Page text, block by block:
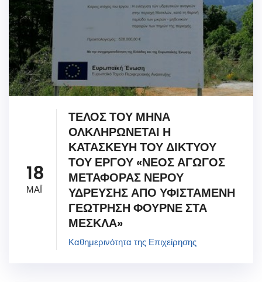
18
ΜΑΪ
ΤΕΛΟΣ ΤΟΥ ΜΗΝΑ
ΟΛΚΛΗΡΩΝΕΤΑΙ Η
ΚΑΤΑΣΚΕΥΗ ΤΟΥ ΔΙΚΤΥΟΥ
ΤΟΥ ΕΡΓΟΥ «ΝΕΟΣ ΑΓΩΓΟΣ
ΜΕΤΑΦΟΡΑΣ ΝΕΡΟΥ
ΥΔΡΕΥΣΗΣ ΑΠΟ ΥΦΙΣΤΑΜΕΝΗ
ΓΕΩΤΡΗΣΗ ΦΟΥΡΝΕ ΣΤΑ
ΜΕΣΚΛΑ»
Καθημερινότητα της Επιχείρησης